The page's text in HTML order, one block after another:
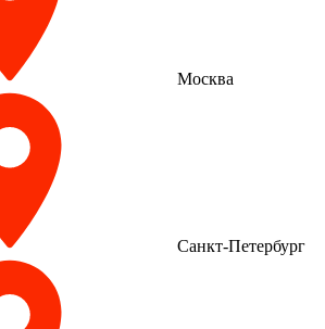
Москва
Санкт-Петербург